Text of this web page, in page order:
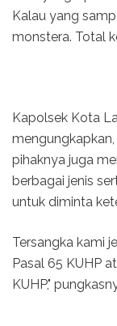
Kalau yang
monstera. Total
Kapolsek Kota
pihaknya juga
berbagai jenis
untuk diminta
Tersangka kami
Pasal 65 KUHP
KUHP,"